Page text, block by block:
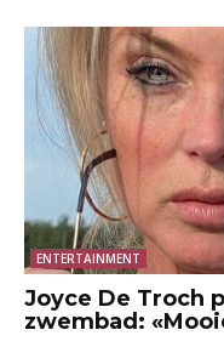
ENTERTAINMENT
Joyce De Troch
zwembad: